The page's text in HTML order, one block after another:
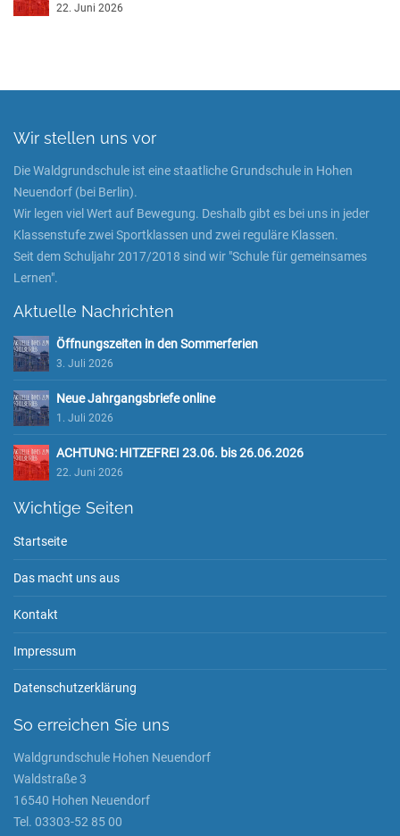
22. Juni 2026
Wir stellen uns vor
Die Waldgrundschule ist eine staatliche Grundschule in Hohen
Neuendorf (bei Berlin).
Wir legen viel Wert auf Bewegung. Deshalb gibt es bei uns in jeder
Klassenstufe zwei Sportklassen und zwei reguläre Klassen.
Seit dem Schuljahr 2017/2018 sind wir "Schule für gemeinsames
Lernen".
Aktuelle Nachrichten
Öffnungszeiten in den Sommerferien
3. Juli 2026
Neue Jahrgangsbriefe online
1. Juli 2026
ACHTUNG: HITZEFREI 23.06. bis 26.06.2026
22. Juni 2026
Wichtige Seiten
Startseite
Das macht uns aus
Kontakt
Impressum
Datenschutzerklärung
So erreichen Sie uns
Waldgrundschule Hohen Neuendorf
Waldstraße 3
16540 Hohen Neuendorf
Tel. 03303-52 85 00